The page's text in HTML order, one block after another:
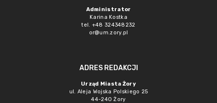
Administrator
Karina Kostka
tel. +48 324348232
or@um.zory.pl
ADRES REDAKCJI
Urząd Miasta Żory
ul. Aleja Wojska Polskiego 25
44-240 Żory